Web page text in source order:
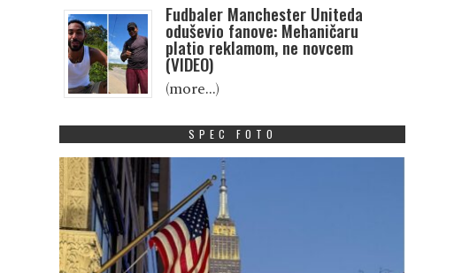
Fudbaler Manchester Uniteda
oduševio fanove: Mehaničaru
platio reklamom, ne novcem
(VIDEO)
(more…)
SPEC FOTO